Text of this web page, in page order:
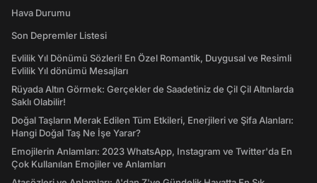
Hava Durumu
Son Depremler Listesi
Evlilik Yıl Dönümü Sözleri! En Özel Romantik, Duygusal ve Resimli
Evlilik Yıl dönümü Mesajları
Rüyada Altın Görmek: Gerçekler de Saadetiniz de Çil Çil Altınlarda
Saklı Olabilir!
Doğal Taşların Merak Edilen Tüm Etkileri, Enerjileri ve Şifa Alanları:
Hangi Doğal Taş Ne İşe Yarar?
Emojilerin Anlamları: 2023 WhatsApp, Instagram ve Twitter'da En
Çok Kullanılan Emojiler ve Anlamları